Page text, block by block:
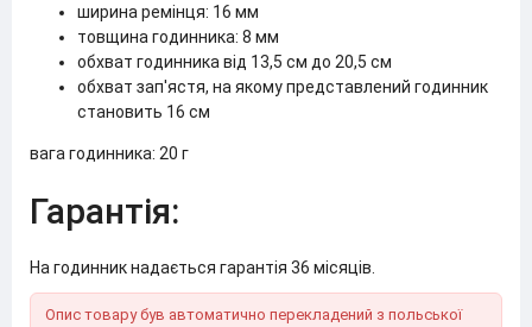
ширина ремінця: 16 мм
товщина годинника: 8 мм
обхват годинника від 13,5 см до 20,5 см
обхват зап'ястя, на якому представлений годинник
становить 16 см
вага годинника: 20 г
Гарантія:
На годинник надається гарантія 36 місяців.
Опис товару був автоматично перекладений з польської